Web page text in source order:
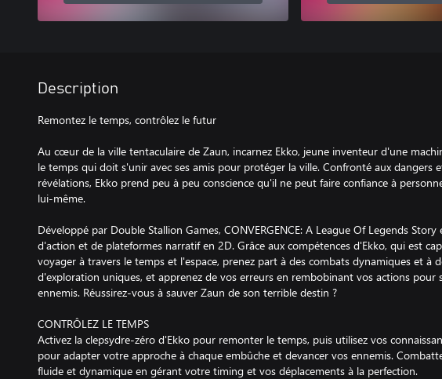
Description
Remontez le temps, contrôlez le futur
Au cœur de la ville tentaculaire de Zaun, incarnez Ekko, jeune inventeur d'une
le temps qui doit s'unir avec ses amis pour protéger la ville. Confronté aux dangers
révélations, Ekko prend peu à peu conscience qu'il ne peut faire confiance à
lui-même.
Développé par Double Stallion Games, CONVERGENCE: A League Of Legends Story
d'action et de plateformes narratif en 2D. Grâce aux compétences d'Ekko, qui est
voyager à travers le temps et l'espace, prenez part à des combats dynamiques et à
d'exploration uniques, et apprenez de vos erreurs en rembobinant vos actions pour
ennemis. Réussirez-vous à sauver Zaun de son terrible destin ?
CONTRÔLEZ LE TEMPS
Activez la clepsydre-zéro d'Ekko pour remonter le temps, puis utilisez vos
pour adapter votre approche à chaque embûche et devancer vos ennemis.
fluide et dynamique en gérant votre timing et vos déplacements à la perfection.